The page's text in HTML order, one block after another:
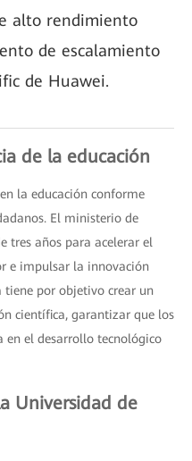
alto rendimiento
de escalamiento
de Huawei.
de la educación
la educación conforme
El ministerio de
tres años para acelerar el
e impulsar la innovación
tiene por objetivo crear un
científica, garantizar que los
en el desarrollo tecnológico
Universidad de